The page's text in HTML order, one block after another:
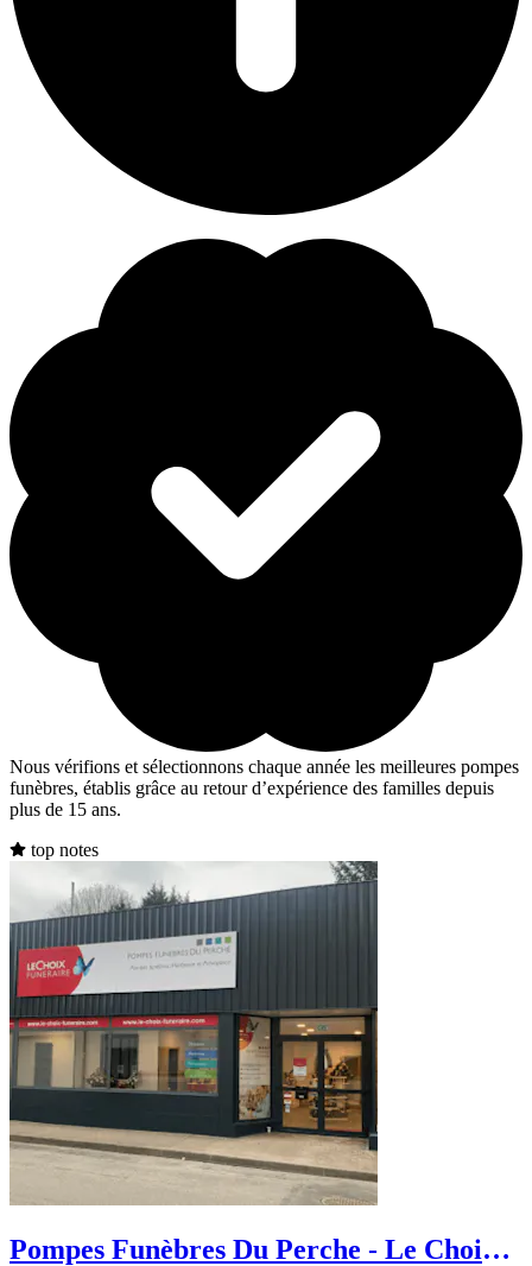
Nous vérifions et sélectionnons chaque année les meilleures pompes
funèbres, établis grâce au retour d’expérience des familles depuis
plus de 15 ans.
top notes
Pompes Funèbres Du Perche - Le Choix